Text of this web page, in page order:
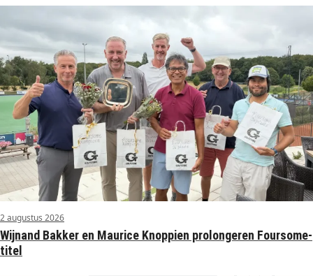
2 augustus 2026
Wijnand Bakker en Maurice Knoppien prolongeren Foursome-
titel